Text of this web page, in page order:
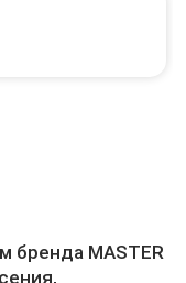
бренда МASTER